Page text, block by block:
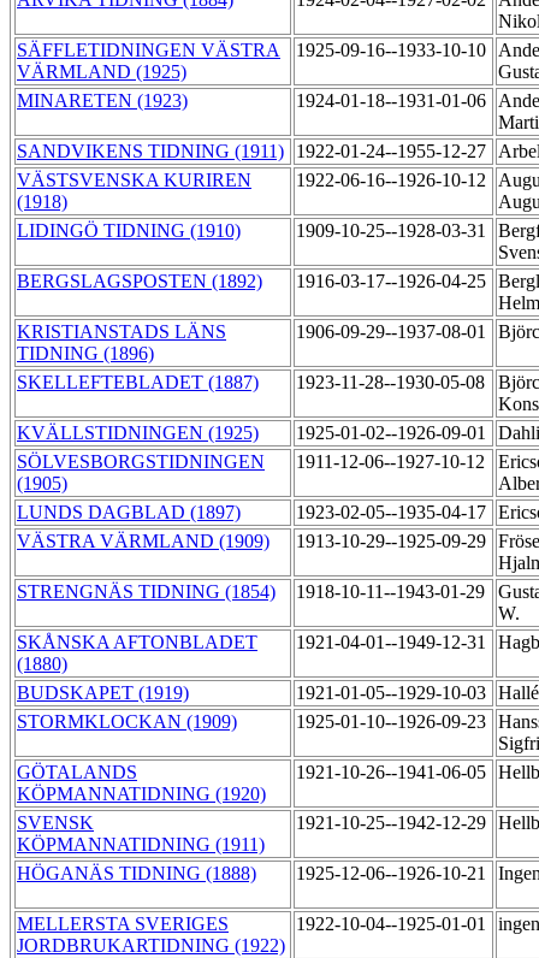
SÄFFLETIDNINGEN VÄSTRA
VÄRMLAND (1925)
1925-09-16--1933-10-10
MINARETEN (1923)
1924-01-18--1931-01-06
SANDVIKENS TIDNING (1911)
1922-01-24--1955-12-27
VÄSTSVENSKA KURIREN
(1918)
1922-06-16--1926-10-12
LIDINGÖ TIDNING (1910)
1909-10-25--1928-03-31
BERGSLAGSPOSTEN (1892)
1916-03-17--1926-04-25
KRISTIANSTADS LÄNS
TIDNING (1896)
1906-09-29--1937-08-01
SKELLEFTEBLADET (1887) 1923-11-28--1930-05-08
KVÄLLSTIDNINGEN (1925)
1925-01-02--1926-09-01
SÖLVESBORGSTIDNINGEN
(1905)
1911-12-06--1927-10-12
LUNDS DAGBLAD (1897)
1923-02-05--1935-04-17
VÄSTRA VÄRMLAND (1909)
1913-10-29--1925-09-29
STRENGNÄS TIDNING (1854)
1918-10-11--1943-01-29
W.
SKÅNSKA AFTONBLADET
(1880)
1921-04-01--1949-12-31
BUDSKAPET (1919) 1921-01-05--1929-10-03
STORMKLOCKAN (1909)
1925-01-10--1926-09-23
GÖTALANDS
KÖPMANNATIDNING (1920)
1921-10-26--1941-06-05
SVENSK
KÖPMANNATIDNING (1911)
1921-10-25--1942-12-29
HÖGANÄS TIDNING (1888) 1925-12-06--1926-10-21
MELLERSTA SVERIGES
JORDBRUKARTIDNING (1922)
1922-10-04--1925-01-01